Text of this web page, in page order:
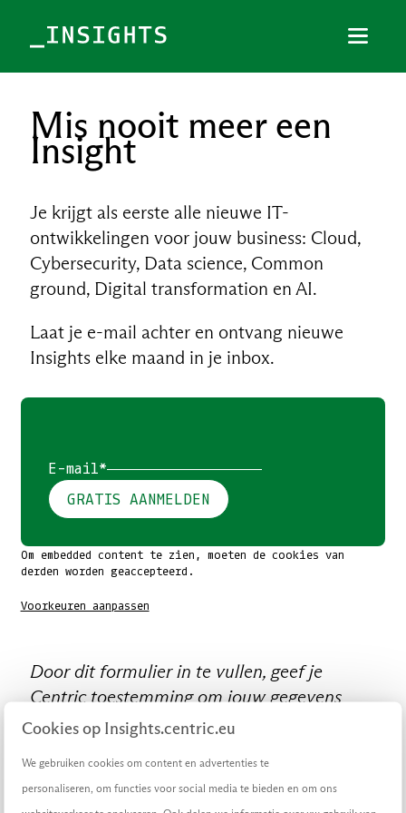
Cookies op Insights.centric.eu
We gebruiken cookies om content en advertenties te
personaliseren, om functies voor social media te bieden en om ons
Mis nooit meer een
Insight
Je krijgt als eerste alle nieuwe IT-
ontwikkelingen voor jouw business: Cloud,
Cybersecurity, Data science, Common
ground, Digital transformation en AI.
Laat je e-mail achter en ontvang nieuwe
Insights elke maand in je inbox.
E-mail*
GRATIS AANMELDEN
Om embedded content te zien, moeten de cookies van
derden worden geaccepteerd.
Voorkeuren aanpassen
Door dit formulier in te vullen, geef je
Centric toestemming om jouw gegevens
vast te leggen. Wij gebruiken deze gegevens
verstrekken ze niet aan derden. In onze
privacyverklaringvind je meer informatie.
TOPICS
BRANCHES
PODCAST
NIEUWSBRIEF